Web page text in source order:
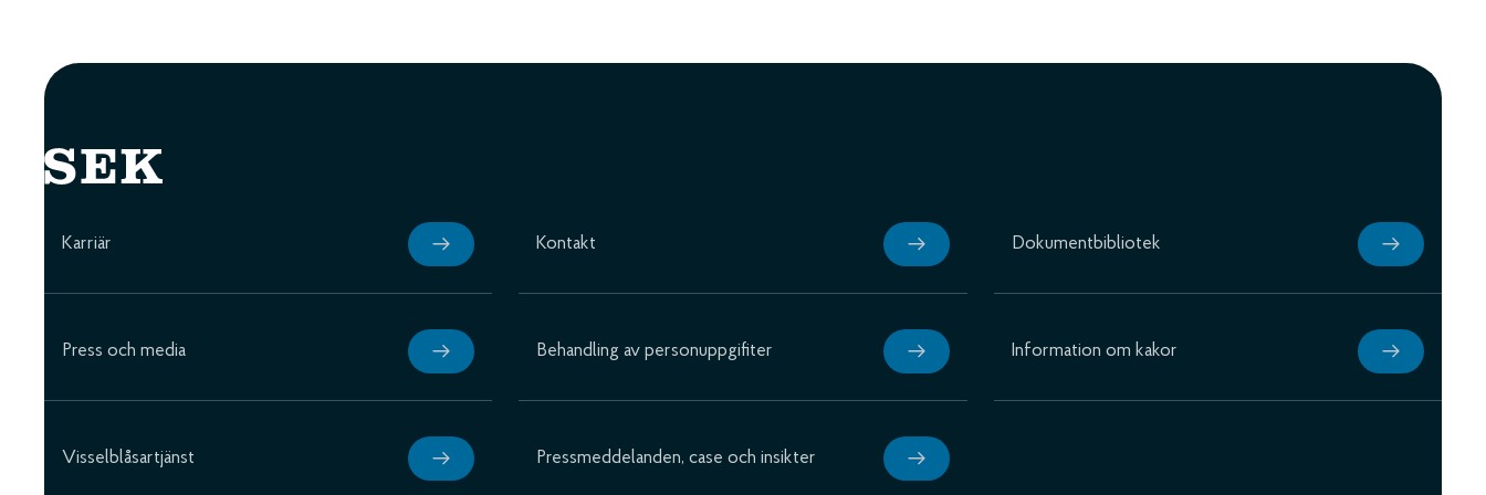
Karriär Kontakt Dokumentbibliotek
Press och media Behandling av personuppgifiter Information om kakor
Visselblåsartjänst Pressmeddelanden, case och insikter